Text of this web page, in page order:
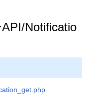
Notificatio